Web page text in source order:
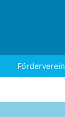
Förderverein